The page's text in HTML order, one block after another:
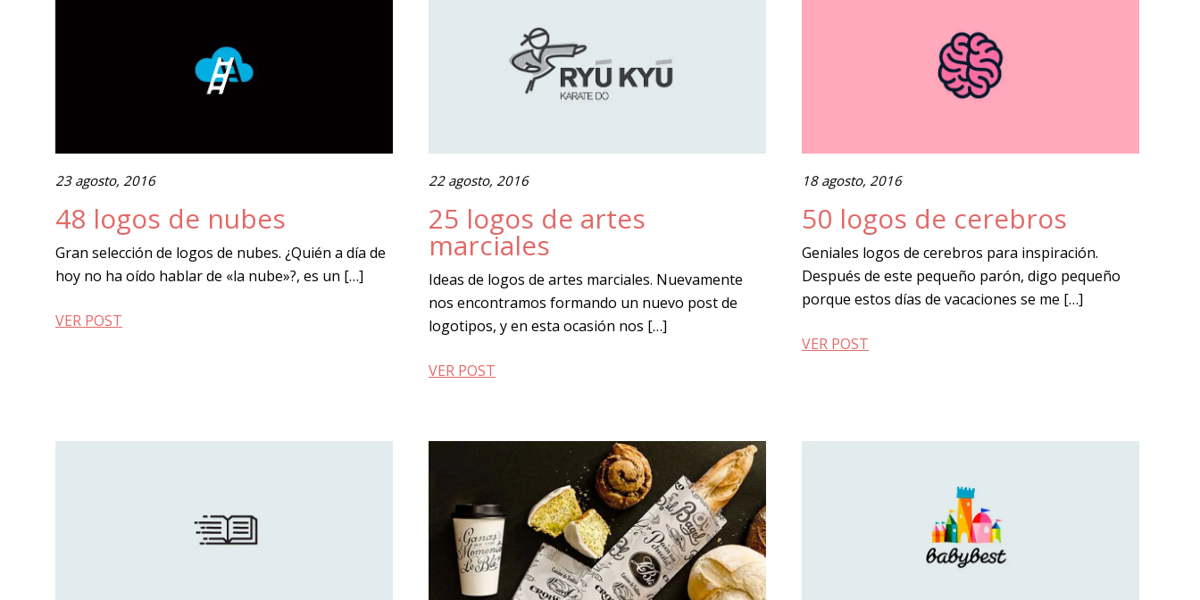
23 agosto, 2016
48 logos de nubes
Gran selección de logos de nubes. ¿Quién a día de
hoy no ha oído hablar de «la nube»?, es un […]
VER POST
22 agosto, 2016
25 logos de artes
marciales
Ideas de logos de artes marciales. Nuevamente
nos encontramos formando un nuevo post de
logotipos, y en esta ocasión nos […]
VER POST
18 agosto, 2016
50 logos de cerebros
Geniales logos de cerebros para inspiración.
Después de este pequeño parón, digo pequeño
porque estos días de vacaciones se me […]
VER POST